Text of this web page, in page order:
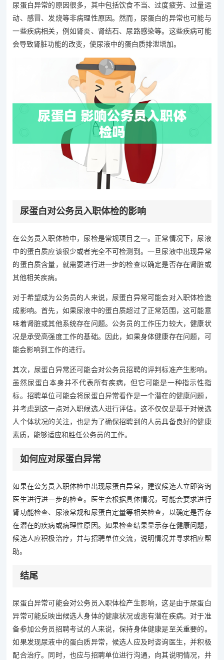
尿蛋白异常的原因很多，其中包括饮食不当、过度疲劳、过量运
动、感冒、发烧等非病理性原因。然而，尿蛋白的异常也可能与
一些疾病相关，例如肾炎、肾结石、尿路感染等。这些疾病可能
会导致肾脏功能的改变，使尿液中的蛋白质排泄增加。
尿蛋白对公务员入职体检的影响
在公务员入职体检中，尿检是常规项目之一。正常情况下，尿液
中的蛋白质应该很少或者完全不可检测到。一旦尿液中出现异常
的蛋白质含量，就需要进行进一步的检查以确定是否存在肾脏或
其他相关疾病。
对于希望成为公务员的人来说，尿蛋白异常可能会对入职体检造
成影响。首先，如果尿液中的蛋白质超过了正常范围，这可能意
味着肾脏或其他系统存在问题。公务员的工作压力较大，健康状
况是承受高强度工作的基础。因此，如果身体健康存在问题，可
能会影响到工作的进行。
其次，尿蛋白异常还可能会对公务员招聘的评判标准产生影响。
虽然尿蛋白本身并不代表所有疾病，但它可能是一种指示性指
标。招聘单位可能会将尿蛋白异常看作是一个潜在的健康问题，
并考虑到这一点对入职候选人进行评估。这不仅仅是基于对候选
人个体状况的关注，也是为了确保招聘到的人员具备良好的健康
素质，能够适应和胜任公务员的工作。
如何应对尿蛋白异常
如果在公务员入职体检中出现尿蛋白异常，建议候选人立即咨询
医生进行进一步的检查。医生会根据具体情况，可能会要求进行
肾功能检查、尿液常规和尿蛋白定量等相关检查，以确定是否存
在潜在的疾病或病理性原因。如果检查结果显示存在健康问题，
候选人应积极治疗，并与招聘单位交流，说明情况并寻求相应帮
助。
结尾
尿蛋白异常可能会对公务员入职体检产生影响，这是由于尿蛋白
异常可能反映出候选人身体的健康状况或患有潜在疾病。对于准
备参加公务员招聘考试的人来说，保持身体健康是至关重要的。
如果发现尿液中的蛋白质异常，候选人应及时咨询医生，并积极
配合治疗。同时，也应与招聘单位进行沟通，向其说明情况，并